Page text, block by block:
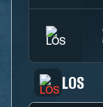
LOS